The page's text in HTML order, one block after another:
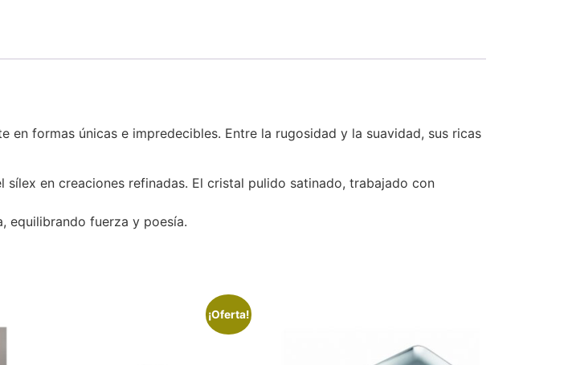
en formas únicas e impredecibles. Entre la rugosidad y la suavidad, sus ricas
en creaciones refinadas. El cristal pulido satinado, trabajado con
equilibrando fuerza y ​​poesía.
¡Oferta!